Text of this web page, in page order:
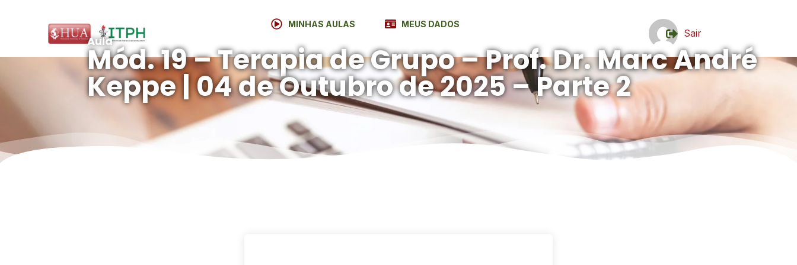
MINHAS AULAS MEUS DADOS
Sair
Aula
Mód. 19 – Terapia de Grupo – Prof. Dr. Marc André
Keppe | 04 de Outubro de 2025 – Parte 2